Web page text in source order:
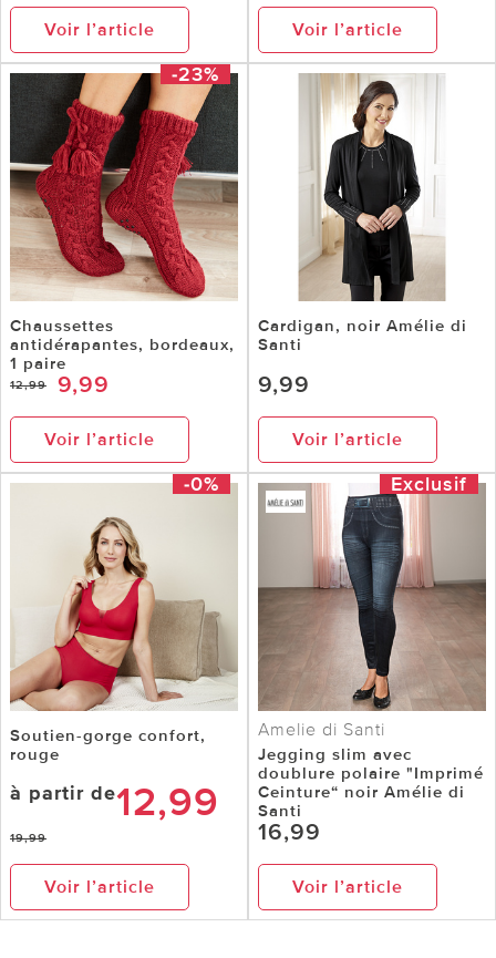
Voir l’article Voir l’article
-23%
Chaussettes
antidérapantes, bordeaux,
1 paire
12,99 9,99
Voir l’article
Cardigan, noir Amélie di
Santi
9,99
Voir l’article
-0%
Soutien-gorge confort,
rouge
à partir de12,99
19,99
Voir l’article
Exclusif
Amelie di Santi
Jegging slim avec
doublure polaire "Imprimé
Ceinture“ noir Amélie di
Santi
16,99
Voir l’article